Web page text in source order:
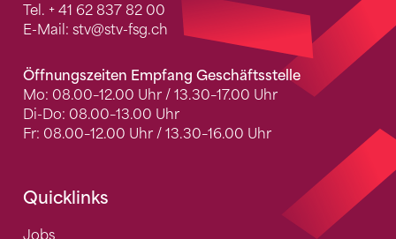
Tel. + 41 62 837 82 00
E-Mail: stv@stv-fsg.ch
Öffnungszeiten Empfang Geschäftsstelle
Mo: 08.00–12.00 Uhr / 13.30–17.00 Uhr
Di-Do: 08.00–13.00 Uhr
Fr: 08.00–12.00 Uhr / 13.30–16.00 Uhr
Quicklinks
Jobs